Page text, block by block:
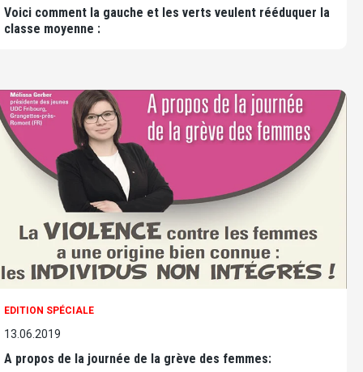
Voici comment la gauche et les verts veulent rééduquer la
classe moyenne :
EDITION SPÉCIALE
13.06.2019
A propos de la journée de la grève des femmes: